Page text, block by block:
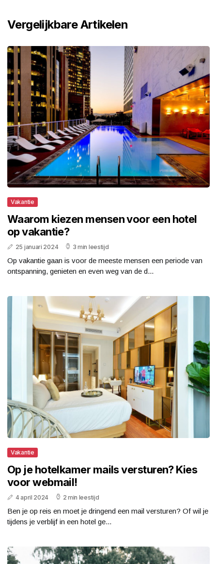
Vergelijkbare Artikelen
Vakantie
Waarom kiezen mensen voor een hotel
op vakantie?
25 januari 2024 3 min leestijd
Op vakantie gaan is voor de meeste mensen een periode van
ontspanning, genieten en even weg van de d...
Vakantie
Op je hotelkamer mails versturen? Kies
voor webmail!
4 april 2024 2 min leestijd
Ben je op reis en moet je dringend een mail versturen? Of wil je
tijdens je verblijf in een hotel ge...